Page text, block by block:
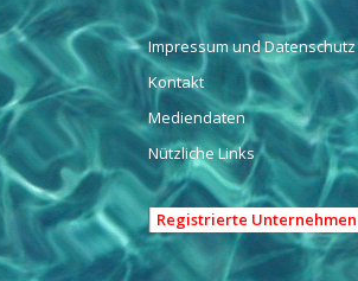
Impressum und Datenschutz
Kontakt
Mediendaten
Nützliche Links
Registrierte Unternehmen